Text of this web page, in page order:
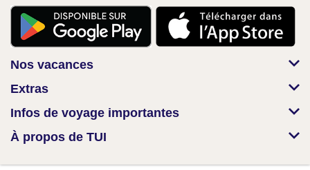
Nos vacances
Extras
Infos de voyage importantes
À propos de TUI